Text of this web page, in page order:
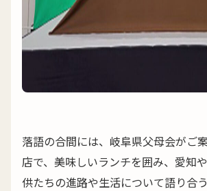
落語の合間には、岐阜県父母会がご
店で、美味しいランチを囲み、愛知
供たちの進路や生活について語り合